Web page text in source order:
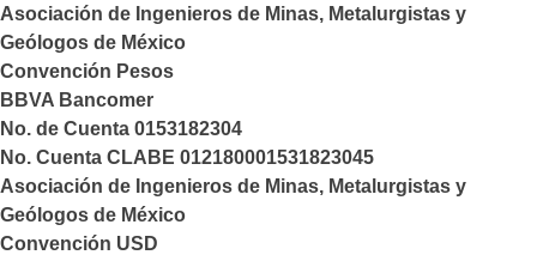
Asociación de Ingenieros de Minas, Metalurgistas y
Geólogos de México
Convención Pesos
BBVA Bancomer
No. de Cuenta 0153182304
No. Cuenta CLABE 012180001531823045
Asociación de Ingenieros de Minas, Metalurgistas y
Geólogos de México
Convención USD